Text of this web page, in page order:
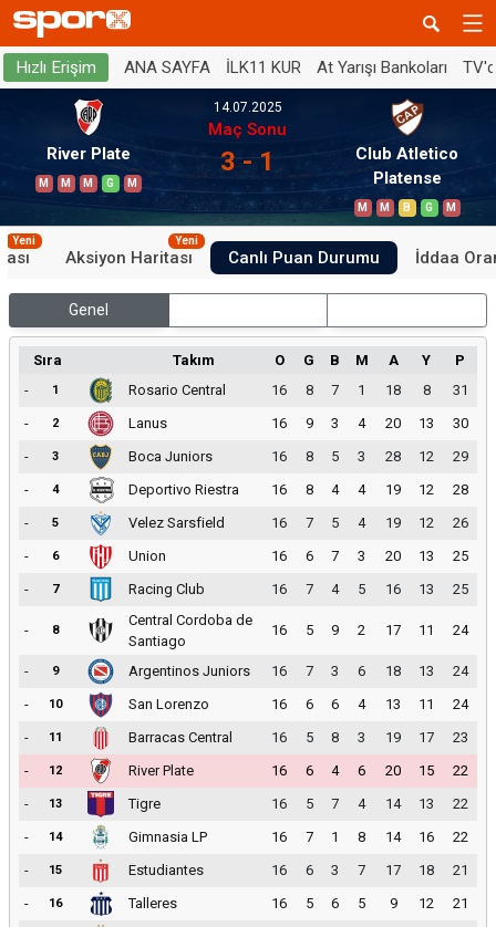
Hızlı Erişim ANA SAYFA İLK11 KUR At Yarışı Bankoları
River Plate
M M M G M
14.07.2025
Maç Sonu
3 - 1
Club Atletico
Platense
M M B G M
Yeni
Aksiyon Haritası
Yeni
Canlı Puan Durumu İddaa
Genel
Sıra Takım O G B M A Y
P
-
1 Rosario Central 16 8 7 1 18 8
31
-
2 Lanus 16 9 3 4 20 13
30
-
3 Boca Juniors 16 8 5 3 28 12
29
-
4 Deportivo Riestra 16 8 4 4 19 12
28
-
5 Velez Sarsfield 16 7 5 4 19 12
26
-
6 Union 16 6 7 3 20 13
25
-
7 Racing Club 16 7 4 5 16 13 25
- 8
Central Cordoba de
Santiago
16 5 9 2 17 11 24
- 9 Argentinos Juniors 16 7 3 6 18 13
24
-
10 San Lorenzo 16 6 6 4 13 11
24
-
11 Barracas Central 16 5 8 3 19 17
23
-
12 River Plate 16 6 4 6 20 15
22
-
13 Tigre 16 5 7 4 14 13
22
-
14 Gimnasia LP 16 7 1 8 14 16
22
-
15 Estudiantes 16 6 3 7 17 18
21
-
16 Talleres 16 5 6 5 9 12
21